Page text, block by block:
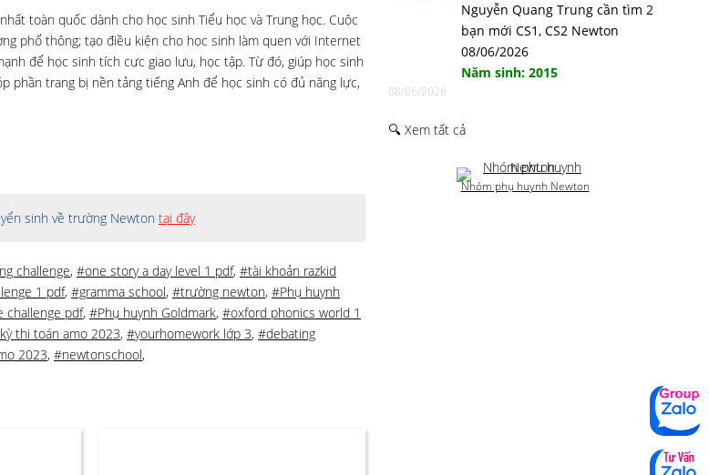
toàn quốc dành cho học sinh Tiểu học và Trung học. Cuộc
phổ thông; tạo điều kiện cho học sinh làm quen với Internet
để học sinh tích cực giao lưu, học tập. Từ đó, giúp học sinh
phần trang bị nền tảng tiếng Anh để học sinh có đủ năng lực,
sinh về trường Newton tại đây
challenge, #one story a day level 1 pdf, #tài khoản razkid
1 pdf, #gramma school, #trường newton, #Phụ huynh
challenge pdf, #Phụ huynh Goldmark, #oxford phonics world 1
thi toán amo 2023, #yourhomework lớp 3, #debating
2023, #newtonschool,
Nguyễn Quang Trung cần tìm 2
bạn mới CS1, CS2 Newton
08/06/2026
Năm sinh: 2015
08/06/2026
🔍 Xem tất cả
Nhóm phụ huynh Newton